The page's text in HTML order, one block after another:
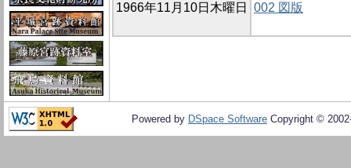
1966年11月10日木曜日 002 図版
Powered by DSpace Software Copyright ©